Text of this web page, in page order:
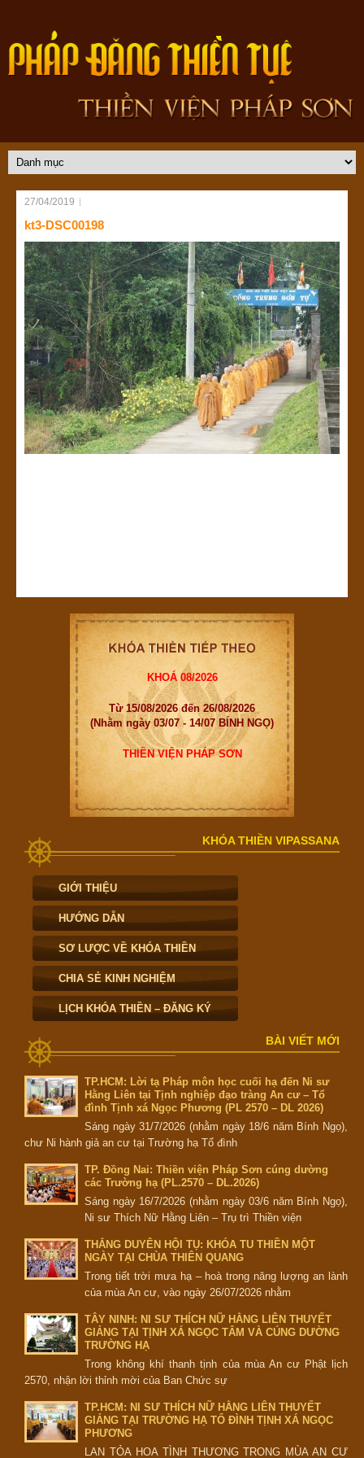
27/04/2019
kt3-DSC00198
KHOÁ 08/2026
Từ 15/08/2026 đến 26/08/2026
(Nhằm ngày 03/07 - 14/07 BÍNH NGỌ)
THIỀN VIỆN PHÁP SƠN
KHÓA THIỀN VIPASSANA
GIỚI THIỆU
HƯỚNG DẪN
SƠ LƯỢC VỀ KHÓA THIỀN
CHIA SẺ KINH NGHIỆM
LỊCH KHÓA THIỀN – ĐĂNG KÝ
BÀI VIẾT MỚI
TP.HCM: Lời tạ Pháp môn học cuối hạ đến Ni sư
Hằng Liên tại Tịnh nghiệp đạo tràng An cư – Tổ
đình Tịnh xá Ngọc Phương (PL 2570 – DL 2026)
Sáng ngày 31/7/2026 (nhằm ngày 18/6 năm Bính Ngọ),
chư Ni hành giả an cư tại Trường hạ Tổ đình
TP. Đồng Nai: Thiền viện Pháp Sơn cúng dường
các Trường hạ (PL.2570 – DL.2026)
Sáng ngày 16/7/2026 (nhằm ngày 03/6 năm Bính Ngọ),
Ni sư Thích Nữ Hằng Liên – Trụ trì Thiền viện
THẮNG DUYÊN HỘI TỤ: KHÓA TU THIỀN MỘT
NGÀY TẠI CHÙA THIÊN QUANG
Trong tiết trời mưa hạ – hoà trong năng lượng an lành
của mùa An cư, vào ngày 26/07/2026 nhằm
TÂY NINH: NI SƯ THÍCH NỮ HẰNG LIÊN THUYẾT
GIẢNG TẠI TỊNH XÁ NGỌC TÂM VÀ CÚNG DƯỜNG
TRƯỜNG HẠ
Trong không khí thanh tịnh của mùa An cư Phật lịch
2570, nhận lời thỉnh mời của Ban Chức sự
TP.HCM: NI SƯ THÍCH NỮ HẰNG LIÊN THUYẾT
GIẢNG TẠI TRƯỜNG HẠ TỔ ĐÌNH TỊNH XÁ NGỌC
PHƯƠNG
LAN TỎA HOA TÌNH THƯƠNG TRONG MÙA AN CƯ